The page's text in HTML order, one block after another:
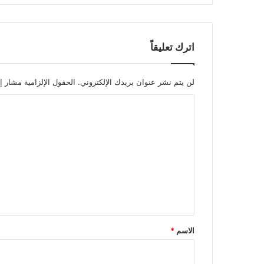
اترك تعليقاً
لن يتم نشر عنوان بريدك الإلكتروني. الحقول الإلزامية مشار
*
الاسم *